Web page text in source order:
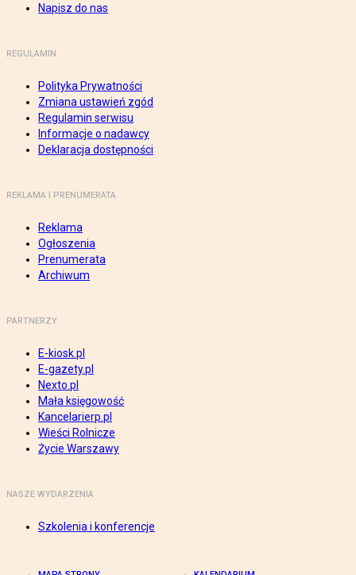
Napisz do nas
REGULAMIN
Polityka Prywatności
Zmiana ustawień zgód
Regulamin serwisu
Informacje o nadawcy
Deklaracja dostępności
REKLAMA I PRENUMERATA
Reklama
Ogłoszenia
Prenumerata
Archiwum
PARTNERZY
E-kiosk.pl
E-gazety.pl
Nexto.pl
Mała księgowość
Kancelarierp.pl
Wieści Rolnicze
Życie Warszawy
NASZE WYDARZENIA
Szkolenia i konferencje